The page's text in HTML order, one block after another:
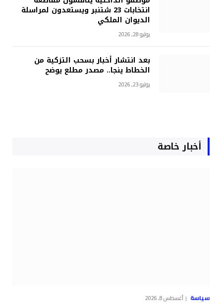
انتخابات 23 شتنبر ويستعدون لمراسلة
الديوان الملكي
يوليو 28, 2026
بعد انتشار أخبار بسحب التزكية من
الخطاط ينجا.. مصدر مطلع يوضح
يوليو 23, 2026
أخبار خاصة
سياسة أغسطس 8, 2026